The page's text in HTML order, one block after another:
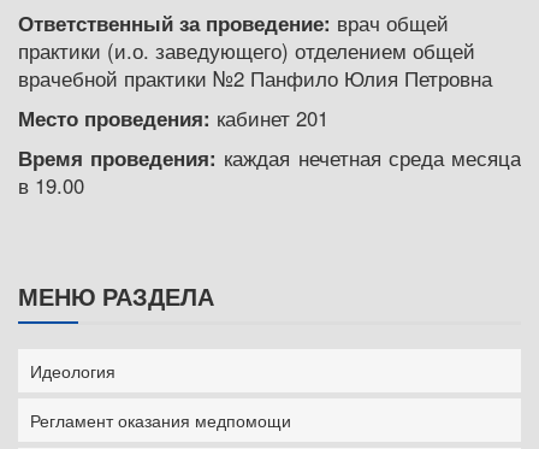
Ответственный за проведение: врач общей
практики (и.о. заведующего) отделением общей
врачебной практики №2 Панфило Юлия Петровна
Место проведения: кабинет 201
Время проведения: каждая нечетная среда месяца
в 19.00
МЕНЮ РАЗДЕЛА
Идеология
Регламент оказания медпомощи